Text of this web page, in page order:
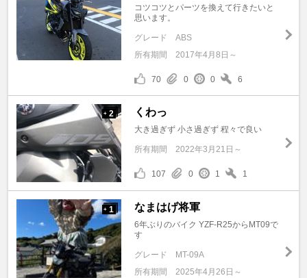
コツコツとパーツを換えて行きたいと
思います。
グレード
ABS
所有期間
2017年4月8日～
70 0 0 6
+ 2 くわっ
大き過ぎず 小さ過ぎず 程々で良い
所有期間 2022年3月21日～
107 0 1 1
+ 1 なまはげ将軍
6年ぶりのバイク YZF-R25からMT09で
す
グレード
MT-09A
所有期間
2025年4月26日～